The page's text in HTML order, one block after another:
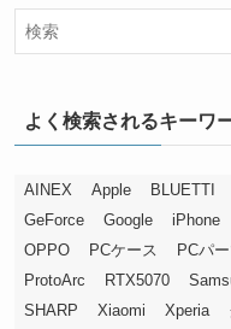
よく検索されるキーワ
AINEX Apple BLUETTI
GeForce
Google iPhone
OPPO
PCケース PCパ
ProtoArc
RTX5070
SHARP
Xiaomi Xperia